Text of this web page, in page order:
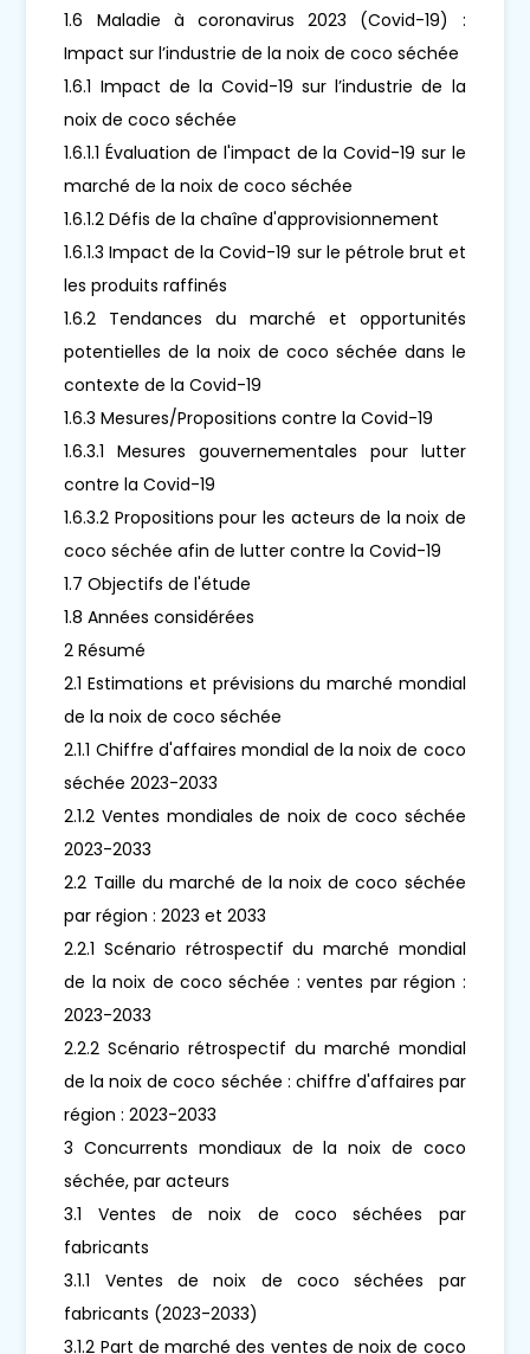
1.6 Maladie à coronavirus 2023 (Covid-19) :
Impact sur l’industrie de la noix de coco séchée
1.6.1 Impact de la Covid-19 sur l’industrie de la
noix de coco séchée
1.6.1.1 Évaluation de l'impact de la Covid-19 sur le
marché de la noix de coco séchée
1.6.1.2 Défis de la chaîne d'approvisionnement
1.6.1.3 Impact de la Covid-19 sur le pétrole brut et
les produits raffinés
1.6.2 Tendances du marché et opportunités
potentielles de la noix de coco séchée dans le
contexte de la Covid-19
1.6.3 Mesures/Propositions contre la Covid-19
1.6.3.1 Mesures gouvernementales pour lutter
contre la Covid-19
1.6.3.2 Propositions pour les acteurs de la noix de
coco séchée afin de lutter contre la Covid-19
1.7 Objectifs de l'étude
1.8 Années considérées
2 Résumé
2.1 Estimations et prévisions du marché mondial
de la noix de coco séchée
2.1.1 Chiffre d'affaires mondial de la noix de coco
séchée 2023-2033
2.1.2 Ventes mondiales de noix de coco séchée
2023-2033
2.2 Taille du marché de la noix de coco séchée
par région : 2023 et 2033
2.2.1 Scénario rétrospectif du marché mondial
de la noix de coco séchée : ventes par région :
2023-2033
2.2.2 Scénario rétrospectif du marché mondial
de la noix de coco séchée : chiffre d'affaires par
région : 2023-2033
3 Concurrents mondiaux de la noix de coco
séchée, par acteurs
3.1 Ventes de noix de coco séchées par
fabricants
3.1.1 Ventes de noix de coco séchées par
fabricants (2023-2033)
3.1.2 Part de marché des ventes de noix de coco